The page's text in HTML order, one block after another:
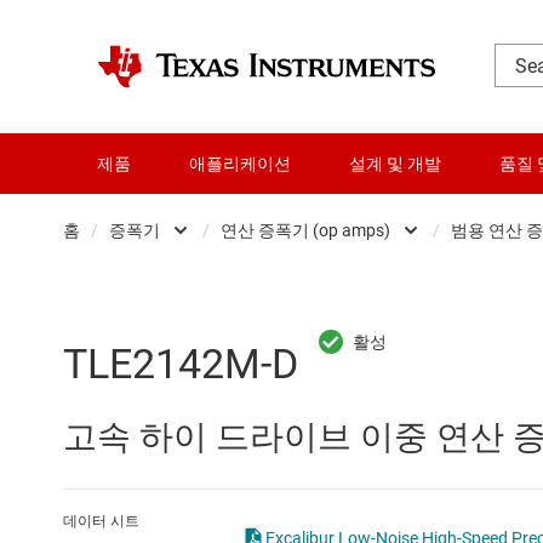
제품 애플리케이션 설계 및 개발 품질
홈 / 증폭기
RF 및 마이크로파
데이터 컨버터
/ 연산 증폭기 (op amps)
계측 증폭기
연산 증폭기 (op amps)
/ 범용 연산
TLE2142M-D
고속 하이 드라이브 이중 연산
데이터 시트
Excalibur Low-Noise High-Speed